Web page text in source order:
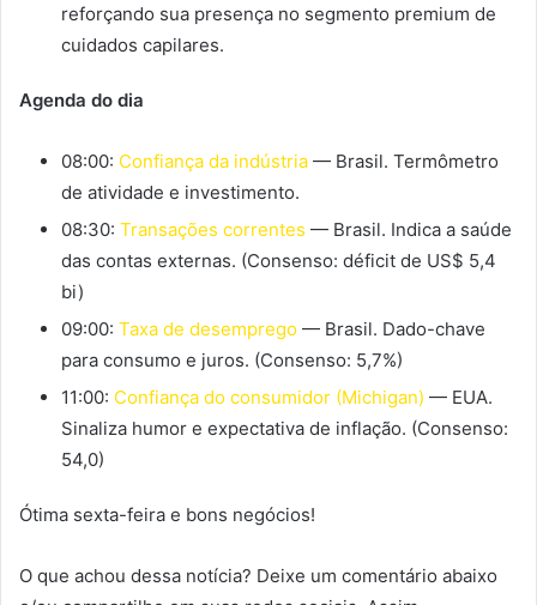
reforçando sua presença no segmento premium de
cuidados capilares.
Agenda do dia
08:00: Confiança da indústria — Brasil. Termômetro
de atividade e investimento.
08:30: Transações correntes — Brasil. Indica a saúde
das contas externas. (Consenso: déficit de US$ 5,4
bi)
09:00: Taxa de desemprego — Brasil. Dado-chave
para consumo e juros. (Consenso: 5,7%)
11:00: Confiança do consumidor (Michigan) — EUA.
Sinaliza humor e expectativa de inflação. (Consenso:
54,0)
Ótima sexta-feira e bons negócios!
O que achou dessa notícia? Deixe um comentário abaixo